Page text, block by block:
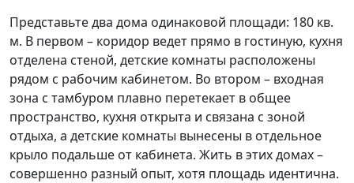
Представьте два дома одинаковой площади: 180 кв.
м. В первом – коридор ведет прямо в гостиную, кухня
отделена стеной, детские комнаты расположены
рядом с рабочим кабинетом. Во втором – входная
зона с тамбуром плавно перетекает в общее
пространство, кухня открыта и связана с зоной
отдыха, а детские комнаты вынесены в отдельное
крыло подальше от кабинета. Жить в этих домах –
совершенно разный опыт, хотя площадь идентична.